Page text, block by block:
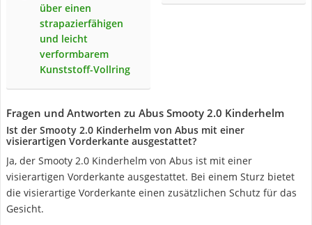
über einen
strapazierfähigen
und leicht
verformbarem
Kunststoff-Vollring
Fragen und Antworten zu Abus Smooty 2.0 Kinderhelm
Ist der Smooty 2.0 Kinderhelm von Abus mit einer
visierartigen Vorderkante ausgestattet?
Ja, der Smooty 2.0 Kinderhelm von Abus ist mit einer
visierartigen Vorderkante ausgestattet. Bei einem Sturz bietet
die visierartige Vorderkante einen zusätzlichen Schutz für das
Gesicht.